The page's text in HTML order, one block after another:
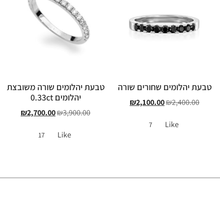
טבעת יהלומים שחורים שורה
₪2,400.00
₪2,100.00
Like
7
טבעת יהלומים שורה משובצת
יהלומים 0.33ct
₪3,900.00
₪2,700.00
Like
17